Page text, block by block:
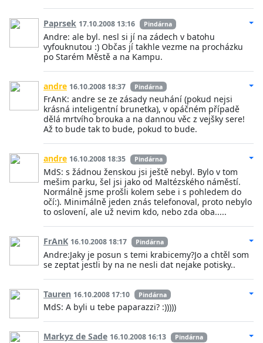
Paprsek 17.10.2008 13:16 Pindárna
Andre: ale byl. nesl si jí na zádech v batohu
vyfouknutou :) Občas jí takhle vezme na procházku
po Starém Městě a na Kampu.
andre 16.10.2008 18:37 Pindárna
FrAnK: andre se ze zásady neuhání (pokud nejsi
krásná inteligentní brunetka), v opáčném případě
dělá mrtvího brouka a na dannou věc z vejšky sere!
Až to bude tak to bude, pokud to bude.
andre 16.10.2008 18:35 Pindárna
MdS: s žádnou ženskou jsi ještě nebyl. Bylo v tom
mešim parku, šel jsi jako od Maltézského náměstí.
Normálně jsme prošli kolem sebe i s pohledem do
očí:). Minimálně jeden znás telefonoval, proto nebylo
to oslovení, ale už nevim kdo, nebo zda oba.....
FrAnK 16.10.2008 18:17 Pindárna
Andre:Jaky je posun s temi krabicemy?Jo a chtěl som
se zeptat jestli by na ne nesli dat nejake potisky..
Tauren 16.10.2008 17:10 Pindárna
MdS: A byli u tebe paparazzi? :)))))
Markyz de Sade 16.10.2008 16:13 Pindárna